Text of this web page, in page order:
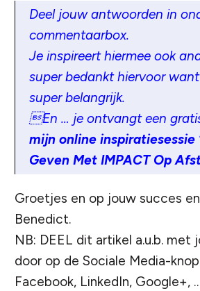
Deel jouw antwoorden in
commentaarbox.
Je inspireert hiermee ook
super bedankt hiervoor
super belangrijk.
En … je ontvangt een
mijn online inspiratiesessie
Geven Met IMPACT Op
Groetjes en op jouw succes
Benedict.
NB: DEEL dit artikel a.u.b.
door op de Sociale Media-
Facebook, LinkedIn, Google+,